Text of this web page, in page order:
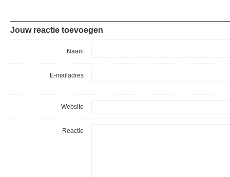
Jouw reactie toevoegen
Naam
E-mailadres
Website
Reactie